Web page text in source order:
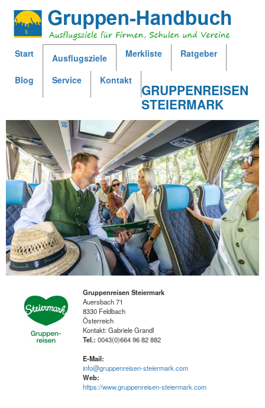
Jump to navigation
u
p
t
m
e
n
ü
Start Ausflugsziele Merkliste Ratgeber
Blog Service Kontakt
GRUPPENREISEN
STEIERMARK
Gruppenreisen Steiermark
Auersbach 71
8330 Feldbach
Österreich
Kontakt: Gabriele Grandl
Tel.:0043(0)664 96 82 882
E-Mail:
info@gruppenreisen-steiermark.com
Web:
https://www.gruppenreisen-steiermark.com